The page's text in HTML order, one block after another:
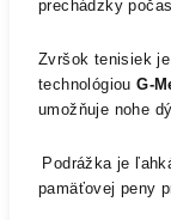
prechádzky
Zvršok tenisiek
technológiou G-
umožňuje nohe
Podrážka je
pamäťovej peny